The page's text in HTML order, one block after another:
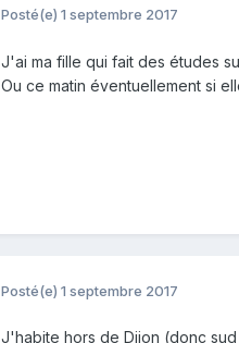
Posté(e) 1 septembre 2017
J'ai ma fille qui fait des études
Ou ce matin éventuellement si
Posté(e) 1 septembre 2017
J'habite hors de Dijon (donc